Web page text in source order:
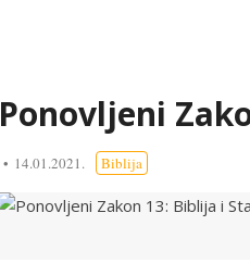
Ponovljeni
14.01.2021. Biblija